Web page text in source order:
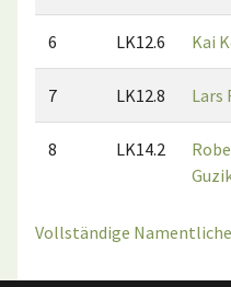
6 LK12.6 Kai
7 LK12.8 Lars
8 LK14.2
Vollständige